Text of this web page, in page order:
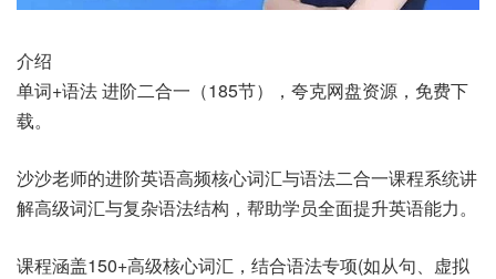
介绍
单词+语法 进阶二合一（185节），夸克网盘资源，免费下
载。
沙沙老师的进阶英语高频核心词汇与语法二合一课程系统讲
解高级词汇与复杂语法结构，帮助学员全面提升英语能力。
课程涵盖150+高级核心词汇，结合语法专项(如从句、虚拟